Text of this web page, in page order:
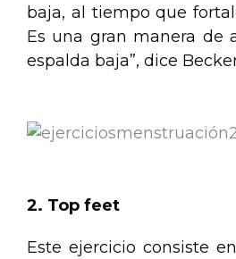
baja, al tiempo que
Es una gran manera de
espalda baja”, dice
2. Top feet
Este ejercicio consiste